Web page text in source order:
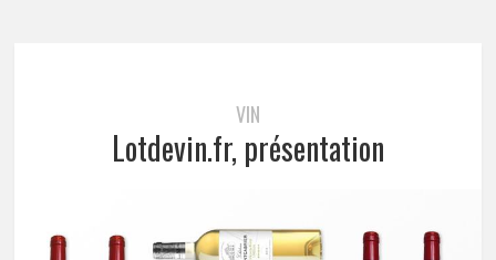
VIN
Lotdevin.fr, présentation